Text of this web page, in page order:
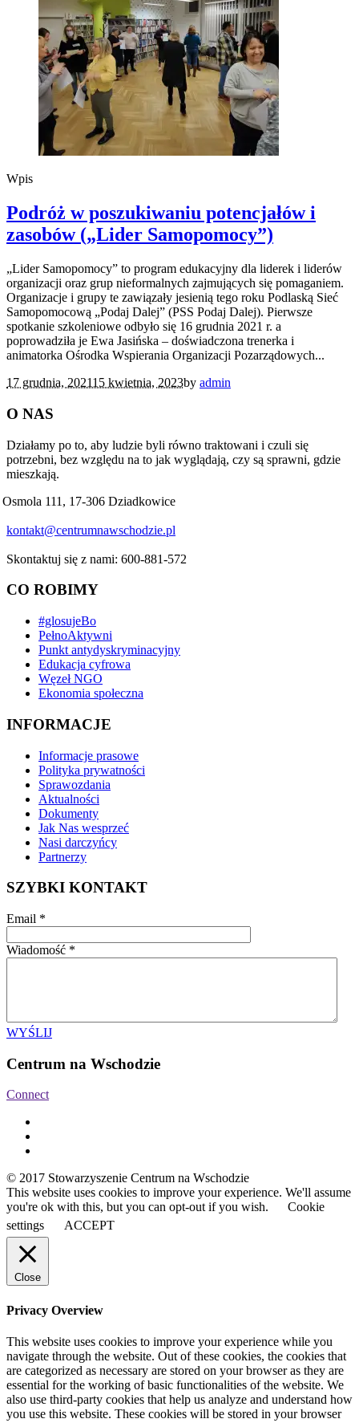
Wpis
Podróż w poszukiwaniu potencjałów i
zasobów („Lider Samopomocy”)
„Lider Samopomocy” to program edukacyjny dla liderek i liderów
organizacji oraz grup nieformalnych zajmujących się pomaganiem.
Organizacje i grupy te zawiązały jesienią tego roku Podlaską Sieć
Samopomocową „Podaj Dalej” (PSS Podaj Dalej). Pierwsze
spotkanie szkoleniowe odbyło się 16 grudnia 2021 r. a
poprowadziła je Ewa Jasińska – doświadczona trenerka i
animatorka Ośrodka Wspierania Organizacji Pozarządowych...
17 grudnia, 202115 kwietnia, 2023by admin
O NAS
Działamy po to, aby ludzie byli równo traktowani i czuli się
potrzebni, bez względu na to jak wyglądają, czy są sprawni, gdzie
mieszkają.
Osmola 111, 17-306 Dziadkowice
kontakt@centrumnawschodzie.pl
Skontaktuj się z nami: 600-881-572
CO ROBIMY
#glosujeBo
PełnoAktywni
Punkt antydyskryminacyjny
Edukacja cyfrowa
Węzeł NGO
Ekonomia społeczna
INFORMACJE
Informacje prasowe
Polityka prywatności
Sprawozdania
Aktualności
Dokumenty
Jak Nas wesprzeć
Nasi darczyńcy
Partnerzy
SZYBKI KONTAKT
Email *
Wiadomość *
WYŚLIJ
Centrum na Wschodzie
Connect
© 2017 Stowarzyszenie Centrum na Wschodzie
This website uses cookies to improve your experience. We'll assume
you're ok with this, but you can opt-out if you wish.
Cookie
settings
ACCEPT
Close
Privacy Overview
This website uses cookies to improve your experience while you
navigate through the website. Out of these cookies, the cookies that
are categorized as necessary are stored on your browser as they are
essential for the working of basic functionalities of the website. We
also use third-party cookies that help us analyze and understand how
you use this website. These cookies will be stored in your browser